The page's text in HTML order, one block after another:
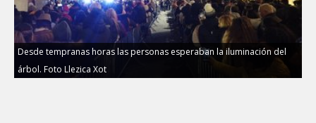
Desde tempranas horas las personas esperaban la iluminación del
árbol. Foto Llezica Xot